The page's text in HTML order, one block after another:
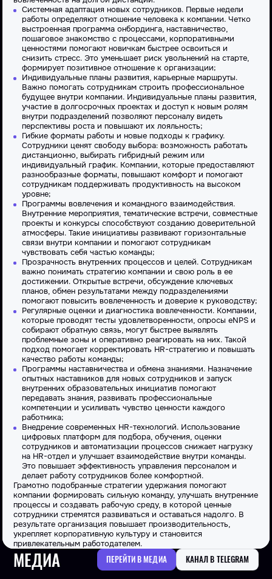
Системная адаптация новых сотрудников. Первые недели
работы определяют отношение человека к компании. Четко
выстроенная программа онбординга, наставничество,
пошаговое знакомство с процессами, корпоративными
ценностями помогают новичкам быстрее освоиться и
снизить стресс. Это уменьшает риск увольнений на старте,
формирует позитивное отношение к организации;
Индивидуальные планы развития, карьерные маршруты.
Важно помогать сотрудникам строить профессиональное
будущее внутри компании. Индивидуальные планы развития,
участие в долгосрочных проектах и доступ к новым ролям
внутри подразделений позволяют персоналу видеть
перспективы роста и повышают их лояльность;
Гибкие форматы работы и новые подходы к графику.
Сотрудники ценят свободу выбора: возможность работать
дистанционно, выбирать гибридный режим или
индивидуальный график. Компании, которые предоставляют
разнообразные форматы, повышают комфорт и помогают
сотрудникам поддерживать продуктивность на высоком
уровне;
Программы вовлечения и командного взаимодействия.
Внутренние мероприятия, тематические встречи, совместные
проекты и конкурсы способствуют созданию доверительной
атмосферы. Такие инициативы развивают горизонтальные
связи внутри компании и помогают сотрудникам
чувствовать себя частью команды;
Прозрачность внутренних процессов и целей. Сотрудникам
важно понимать стратегию компании и свою роль в ее
достижении. Открытые встречи, обсуждение ключевых
планов, обмен результатами между подразделениями
помогают повысить вовлеченность и доверие к руководству;
Регулярные оценки и диагностика вовлеченности. Компании,
которые проводят тесты удовлетворенности, опросы eNPS и
собирают обратную связь, могут быстрее выявлять
проблемные зоны и оперативно реагировать на них. Такой
подход помогает корректировать HR-стратегию и повышать
качество работы команды;
Программы наставничества и обмена знаниями. Назначение
опытных наставников для новых сотрудников и запуск
внутренних образовательных инициатив помогают
передавать знания, развивать профессиональные
компетенции и усиливать чувство ценности каждого
работника;
Внедрение современных HR-технологий. Использование
цифровых платформ для подбора, обучения, оценки
сотрудников и автоматизации процессов снижает нагрузку
на HR-отдел и улучшает взаимодействие внутри команды.
Это повышает эффективность управления персоналом и
делает работу сотрудников более комфортной.
Грамотно подобранные стратегии удержания помогают
компании формировать сильную команду, улучшать внутренние
процессы и создавать рабочую среду, в которой ценные
сотрудники стремятся развиваться и оставаться надолго. В
результате организация повышает производительность,
укрепляет корпоративную культуру и становится
привлекательным работодателем.
МЕДИА ПЕРЕЙТИ В МЕДИА КАНАЛ В TELEGRAM